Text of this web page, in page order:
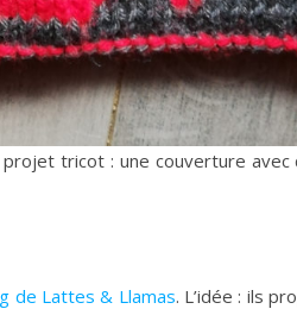
projet tricot : une couverture
de Lattes & Llamas. L’idée : ils